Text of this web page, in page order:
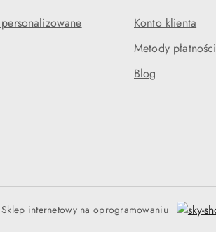
Konto klienta
Metody płatności
Blog
Sklep internetowy na oprogramowaniu